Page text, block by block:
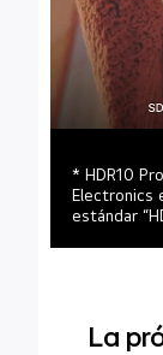
* HDR10
Electronics
estándar
La